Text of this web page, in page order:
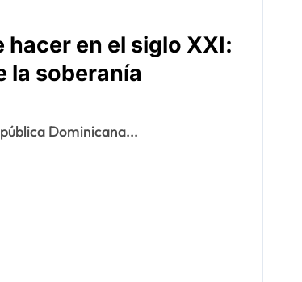
en el siglo XXI:
la soberanía
Dominicana...